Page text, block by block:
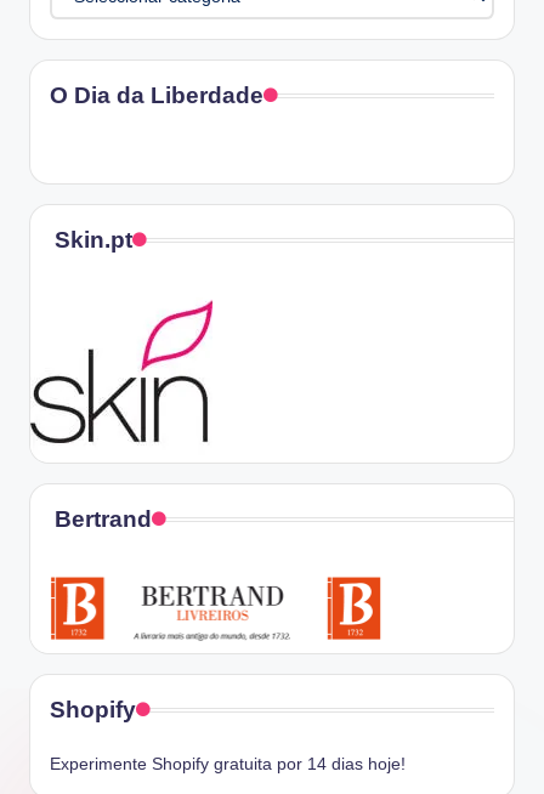
O Dia da Liberdade
Skin.pt
Bertrand
Shopify
Experimente Shopify gratuita por 14 dias hoje!